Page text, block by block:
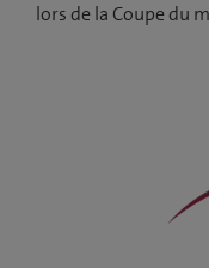
lors de la Coupe du